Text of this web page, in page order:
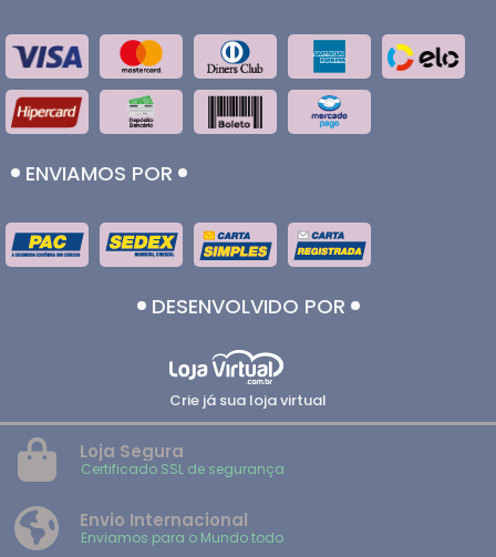
ENVIAMOS POR
DESENVOLVIDO POR
Crie já sua loja virtual
Loja Segura
Certificado SSL de segurança
Envio Internacional
Enviamos para o Mundo todo